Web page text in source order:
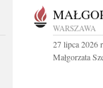
WARSZAWA
27 lipca 2026
Małgorzata